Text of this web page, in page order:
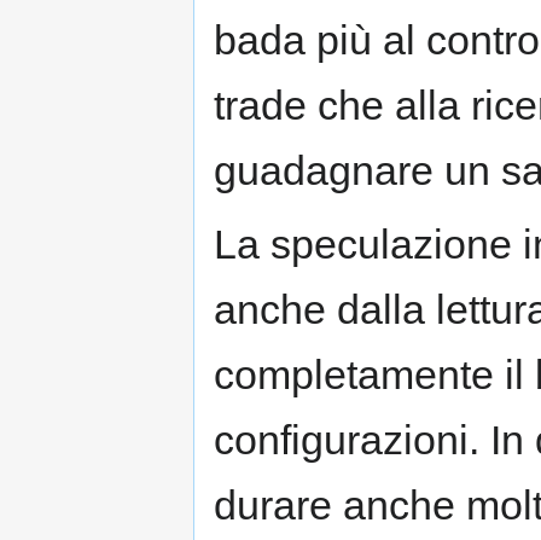
bada più al
trade che alla
guadagnare un
La speculazione
anche dalla
completamente il
configurazioni. In
durare anche